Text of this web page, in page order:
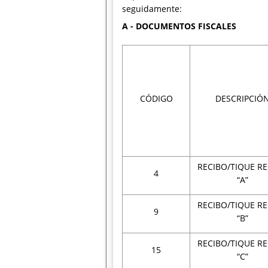
seguidamente:
A - DOCUMENTOS FISCALES
CÓDIGO
4
RECIBO/TIQUE
“A”
9
RECIBO/TIQUE
“B”
15
RECIBO/TIQUE
“C”